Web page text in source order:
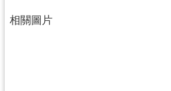
相關圖片